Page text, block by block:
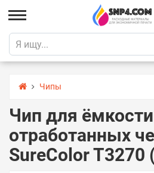
Чипы
Чип для ёмкости
отработанных
SureColor T3270